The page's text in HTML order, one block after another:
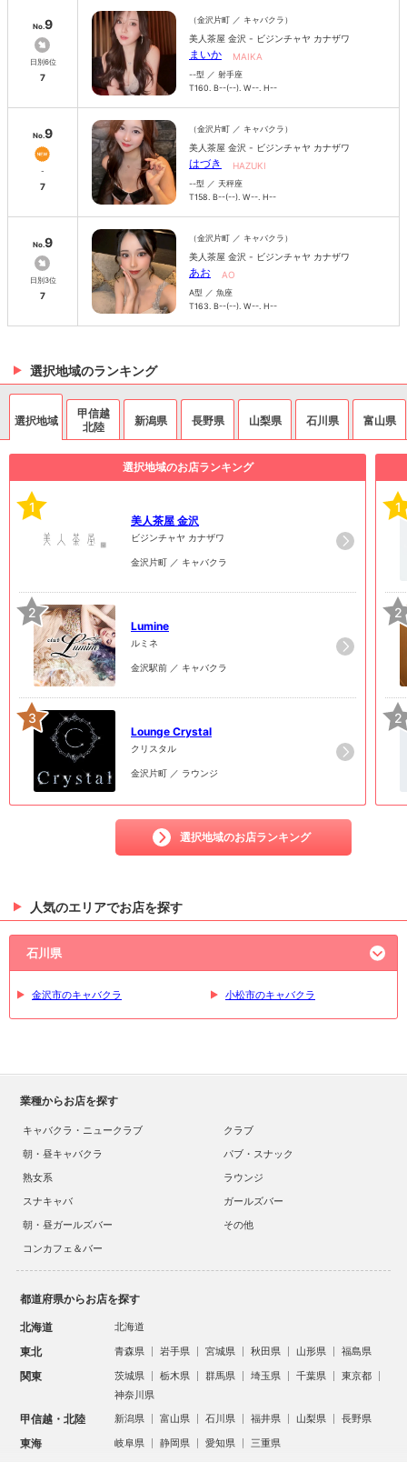
No.9
日別6位
7
（金沢片町 ／ キャバクラ）
美人茶屋 金沢 - ビジンチャヤ カナザワ
まいか MAIKA
--型 ／ 射手座
T160. B--(--). W--. H--
No.9
-
7
（金沢片町 ／ キャバクラ）
美人茶屋 金沢 - ビジンチャヤ カナザワ
はづき HAZUKI
--型 ／ 天秤座
T158. B--(--). W--. H--
No.9
日別3位
7
（金沢片町 ／ キャバクラ）
美人茶屋 金沢 - ビジンチャヤ カナザワ
あお AO
A型 ／ 魚座
T163. B--(--). W--. H--
選択地域のランキング
選択地域
甲信越
北陸
新潟県 長野県 山梨県 石川県 富山県
選択地域のお店ランキング
1
美人茶屋 金沢
ビジンチャヤ カナザワ
金沢片町 ／ キャバクラ
2
Lumine
ルミネ
金沢駅前 ／ キャバクラ
3
Lounge Crystal
クリスタル
金沢片町 ／ ラウンジ
選択地域のお店ランキング
1
2
2
人気のエリアでお店を探す
石川県
金沢市のキャバクラ 小松市のキャバクラ
業種からお店を探す
キャバクラ・ニュークラブ
クラブ
朝・昼キャバクラ
パブ・スナック
熟女系
ラウンジ
スナキャバ
ガールズバー
朝・昼ガールズバー
その他
コンカフェ＆バー
都道府県からお店を探す
北海道 北海道
東北 青森県 岩手県 宮城県 秋田県 山形県 福島県
関東 茨城県 栃木県 群馬県 埼玉県 千葉県
東京都
神奈川県
甲信越・北陸 新潟県 富山県 石川県 福井県 山梨県 長野県
東海 岐阜県 静岡県 愛知県 三重県